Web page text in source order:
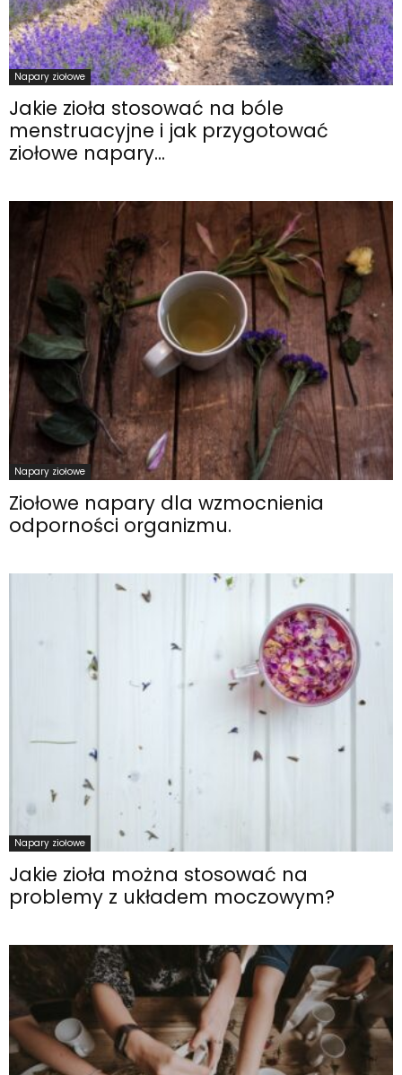
Napary ziołowe
Jakie zioła stosować na bóle
menstruacyjne i jak przygotować
ziołowe napary...
Napary ziołowe
Ziołowe napary dla wzmocnienia
odporności organizmu.
Napary ziołowe
Jakie zioła można stosować na
problemy z układem moczowym?